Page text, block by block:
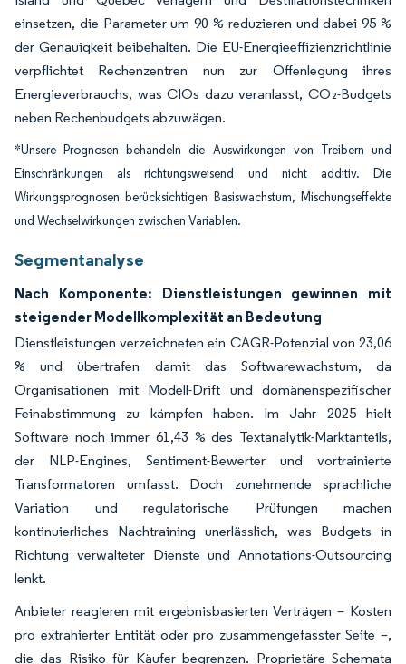
einsetzen, die Parameter um 90 % reduzieren und dabei 95 %
der Genauigkeit beibehalten. Die EU-Energieeffizienzrichtlinie
verpflichtet Rechenzentren nun zur Offenlegung ihres
Energieverbrauchs, was CIOs dazu veranlasst, CO₂-Budgets
neben Rechenbudgets abzuwägen.
*Unsere Prognosen behandeln die Auswirkungen von Treibern und
Einschränkungen als richtungsweisend und nicht additiv. Die
Wirkungsprognosen berücksichtigen Basiswachstum, Mischungseffekte
und Wechselwirkungen zwischen Variablen.
Segmentanalyse
Nach Komponente: Dienstleistungen gewinnen mit
steigender Modellkomplexität an Bedeutung
Dienstleistungen verzeichneten ein CAGR-Potenzial von 23,06
% und übertrafen damit das Softwarewachstum, da
Organisationen mit Modell-Drift und domänenspezifischer
Feinabstimmung zu kämpfen haben. Im Jahr 2025 hielt
Software noch immer 61,43 % des Textanalytik-Marktanteils,
der NLP-Engines, Sentiment-Bewerter und vortrainierte
Transformatoren umfasst. Doch zunehmende sprachliche
Variation und regulatorische Prüfungen machen
kontinuierliches Nachtraining unerlässlich, was Budgets in
Richtung verwalteter Dienste und Annotations-Outsourcing
lenkt.
Anbieter reagieren mit ergebnisbasierten Verträgen – Kosten
pro extrahierter Entität oder pro zusammengefasster Seite –,
die das Risiko für Käufer begrenzen. Proprietäre Schemata